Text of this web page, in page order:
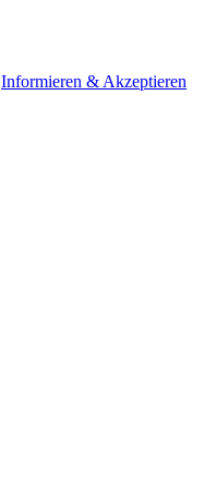
Informieren & Akzeptieren